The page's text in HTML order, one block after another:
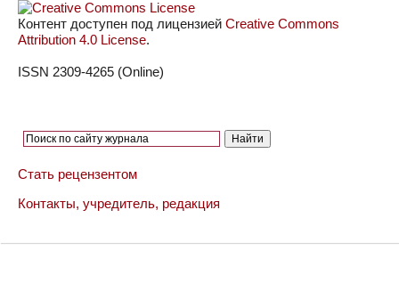
Контент доступен под лицензией Creative Commons
Attribution 4.0 License.
ISSN 2309-4265 (Online)
Стать рецензентом
Контакты, учредитель, редакция